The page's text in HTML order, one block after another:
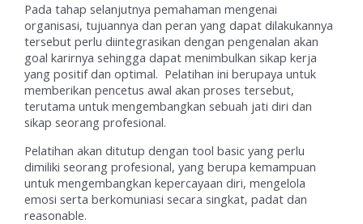
Pada tahap selanjutnya pemahaman mengenai
organisasi, tujuannya dan peran yang dapat dilakukannya
tersebut perlu diintegrasikan dengan pengenalan akan
goal karirnya sehingga dapat menimbulkan sikap kerja
yang positif dan optimal. Pelatihan ini berupaya untuk
memberikan pencetus awal akan proses tersebut,
terutama untuk mengembangkan sebuah jati diri dan
sikap seorang profesional.
Pelatihan akan ditutup dengan tool basic yang perlu
dimiliki seorang profesional, yang berupa kemampuan
untuk mengembangkan kepercayaan diri, mengelola
emosi serta berkomuniasi secara singkat, padat dan
reasonable.